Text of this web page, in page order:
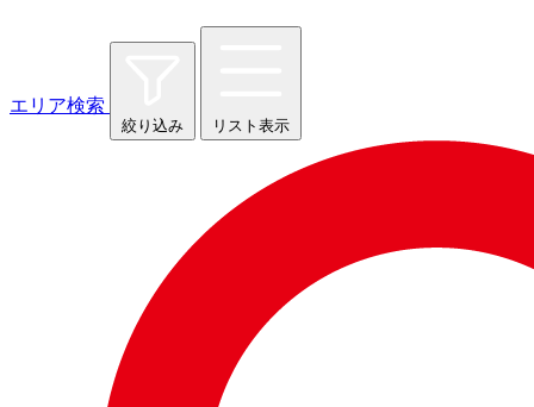
エリア検索
絞り込み リスト表示